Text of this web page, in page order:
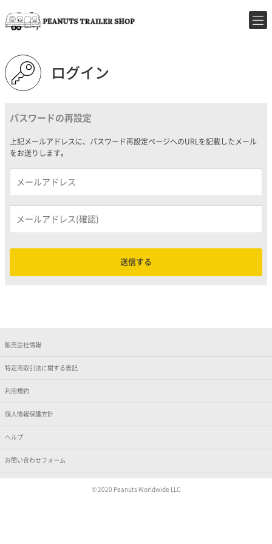
ログイン
パスワードの再設定
上記メールアドレスに、パスワード再設定ページへのURLを記載したメール
をお送りします。
送信する
販売会社情報
特定商取引法に関する表記
利用規約
個人情報保護方針
ヘルプ
お問い合わせフォーム
© 2020 Peanuts Worldwide LLC